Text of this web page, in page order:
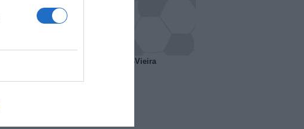
A gennaio ipotesi scambio Davids-Vieira